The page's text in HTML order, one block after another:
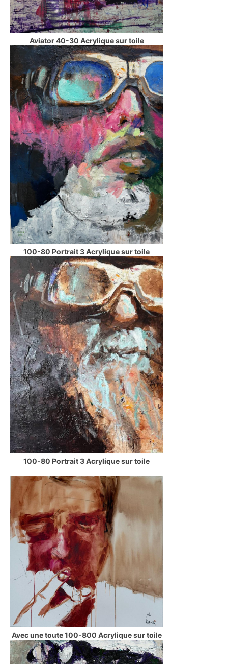
Aviator 40-30 Acrylique sur toile
100-80 Portrait 3 Acrylique sur toile
100-80 Portrait 3 Acrylique sur toile
Avec une toute 100-800 Acrylique sur toile